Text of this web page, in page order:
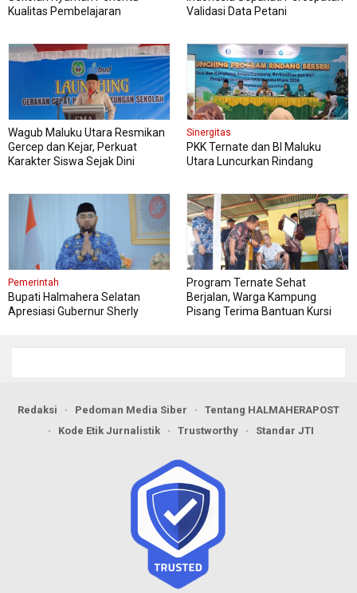
Kualitas Pembelajaran
Validasi Data Petani
Wagub Maluku Utara Resmikan
Gercep dan Kejar, Perkuat
Karakter Siswa Sejak Dini
Sinergitas
PKK Ternate dan BI Maluku
Utara Luncurkan Rindang
Pemerintah
Bupati Halmahera Selatan
Apresiasi Gubernur Sherly
Program Ternate Sehat
Berjalan, Warga Kampung
Pisang Terima Bantuan Kursi
Redaksi Pedoman Media Siber
Tentang HALMAHERAPOST
Kode Etik Jurnalistik
Trustworthy Standar JTI